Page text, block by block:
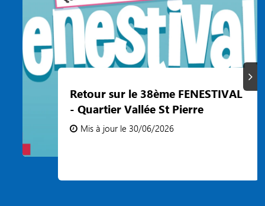
Retour sur le 38ème FENESTIVAL
- Quartier Vallée St Pierre
Mis à jour le 30/06/2026